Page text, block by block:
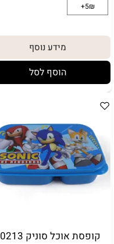
מתנה:
מידע נוסף
הוסף לסל
קופסת אוכל סוניק 40213